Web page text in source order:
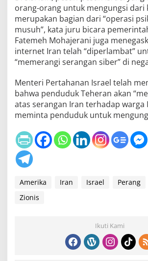
orang-orang untuk mengungsi dari
merupakan bagian dari “operasi
musuh”, kata juru bicara
Fatemeh Mohajerani juga
internet Iran telah “diperlambat”
“memerangi serangan siber” di
Menteri Pertahanan Israel telah
bahwa penduduk Teheran akan
atas serangan Iran terhadap warga
meminta penduduk untuk
Amerika Iran Israel Perang
Zionis
Ikuti Kami